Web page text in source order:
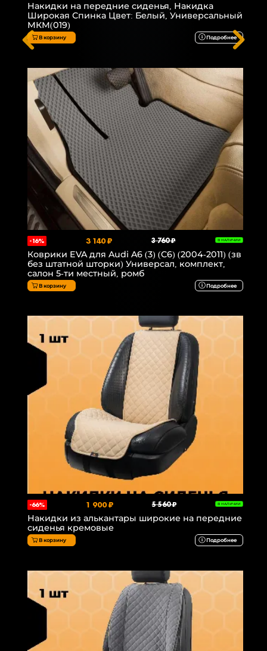
Накидки на передние сиденья, Накидка
Широкая Спинка Цвет: Белый, Универсальный
МКМ(019)
В корзину Подробнее
-16% 3 140 ₽ 3 760 ₽ В НАЛИЧИИ
Коврики EVA для Audi A6 (3) (C6) (2004-2011) (зв
без штатной шторки) Универсал, комплект,
салон 5-ти местный, ромб
В корзину Подробнее
-66% 1 900 ₽ 5 560 ₽ В НАЛИЧИИ
Накидки из алькантары широкие на передние
сиденья кремовые
В корзину Подробнее